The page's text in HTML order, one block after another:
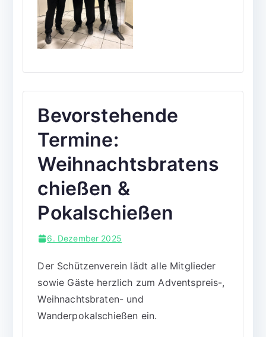
Bevorstehende
Termine:
Weihnachtsbratens
chießen &
Pokalschießen
6. Dezember 2025
Der Schützenverein lädt alle Mitglieder
sowie Gäste herzlich zum Adventspreis-,
Weihnachtsbraten- und
Wanderpokalschießen ein.